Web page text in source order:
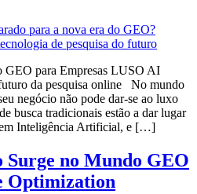
GEO para Empresas LUSO AI
da pesquisa online No mundo
negócio não pode dar-se ao luxo
busca tradicionais estão a dar lugar
em Inteligência Artificial, e […]
Surge no Mundo GEO
Optimization